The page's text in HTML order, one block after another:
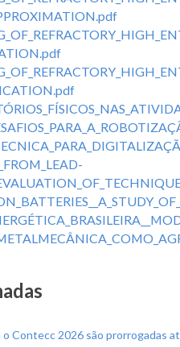
o Contecc 2026 são prorrogadas